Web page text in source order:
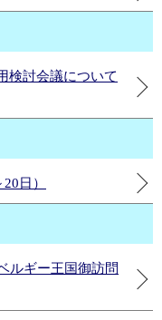
検討会議について
日）
ルギー王国御訪問